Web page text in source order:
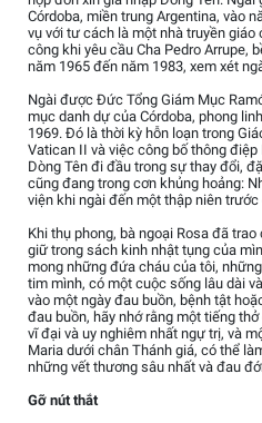
Córdoba, miền trung Argentina, vào
vụ với tư cách là một nhà truyền giáo
công khi yêu cầu Cha Pedro Arrupe,
năm 1965 đến năm 1983, xem xét
Ngài được Đức Tổng Giám Mục
mục danh dự của Córdoba, phong
1969. Đó là thời kỳ hỗn loạn trong
Vatican II và việc công bố thông
Dòng Tên đi đầu trong sự thay đổi,
cũng đang trong cơn khủng hoảng:
viện khi ngài đến một thập niên trước
Khi thụ phong, bà ngoại Rosa đã
giữ trong sách kinh nhật tụng của
mong những đứa cháu của tôi,
tim mình, có một cuộc sống lâu dài
vào một ngày đau buồn, bệnh tật
đau buồn, hãy nhớ rằng một tiếng
vĩ đại và uy nghiêm nhất ngự trị, và
Maria dưới chân Thánh giá, có thể
những vết thương sâu nhất và đau
Gỡ nút thắt